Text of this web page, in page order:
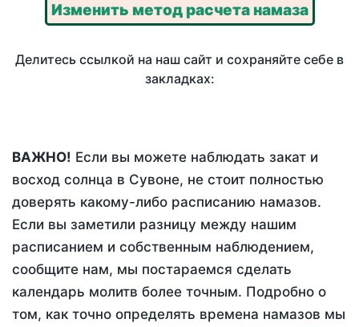
Изменить метод расчета намаза
Делитесь ссылкой на наш сайт и сохраняйте себе в
закладках:
ВАЖНО! Если вы можете наблюдать закат и
восход солнца в Сувоне, не стоит полностью
доверять какому-либо расписанию намазов.
Если вы заметили разницу между нашим
расписанием и собственным наблюдением,
сообщите нам, мы постараемся сделать
календарь молитв более точным. Подробно о
том, как точно определять времена намазов мы